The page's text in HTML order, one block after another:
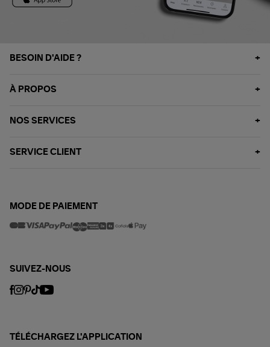
BESOIN D'AIDE ?
À PROPOS
NOS SERVICES
SERVICE CLIENT
MODE DE PAIEMENT
SUIVEZ-NOUS
TÉLÉCHARGEZ L'APPLICATION